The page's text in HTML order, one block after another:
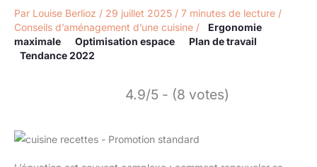
Par Louise Berlioz / 29 juillet 2025 / 7 minutes de lecture /
Conseils d’aménagement d’une cuisine /
Ergonomie
maximale
Optimisation espace
Plan de travail
Tendance 2022
4.9/5 - (8 votes)